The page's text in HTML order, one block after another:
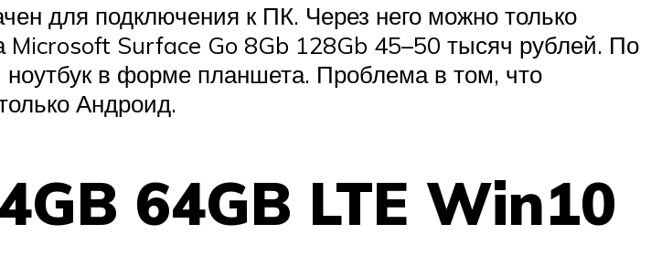
для подключения к ПК. Через него можно только
Microsoft Surface Go 8Gb 128Gb 45–50 тысяч рублей. По
в форме планшета. Проблема в том, что
Андроид.
64GB LTE Win10